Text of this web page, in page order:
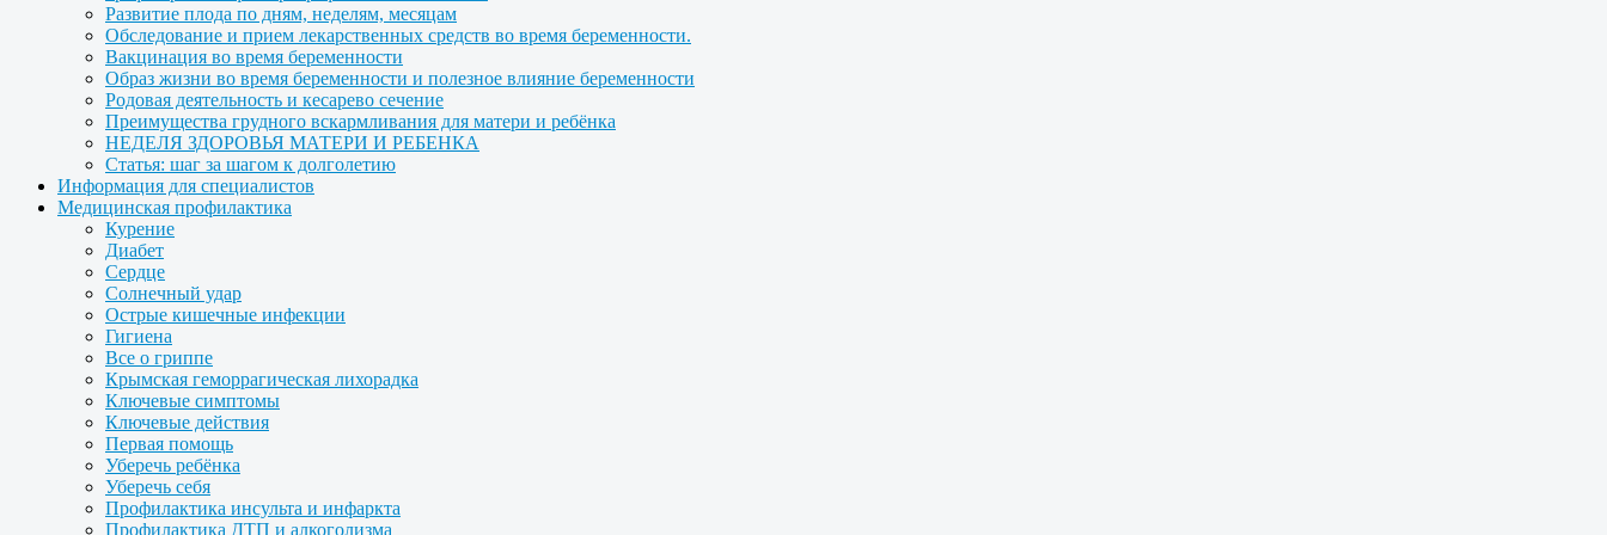
Развитие плода по дням, неделям, месяцам
Обследование и прием лекарственных средств во время беременности.
Вакцинация во время беременности
Образ жизни во время беременности и полезное влияние беременности
Родовая деятельность и кесарево сечение
Преимущества грудного вскармливания для матери и ребёнка
НЕДЕЛЯ ЗДОРОВЬЯ МАТЕРИ И РЕБЕНКА
Статья: шаг за шагом к долголетию
Информация для специалистов
Медицинская профилактика
Курение
Диабет
Сердце
Солнечный удар
Острые кишечные инфекции
Гигиена
Все о гриппе
Крымская геморрагическая лихорадка
Ключевые симптомы
Ключевые действия
Первая помощь
Уберечь ребёнка
Уберечь себя
Профилактика инсульта и инфаркта
Профилактика ДТП и алкоголизма